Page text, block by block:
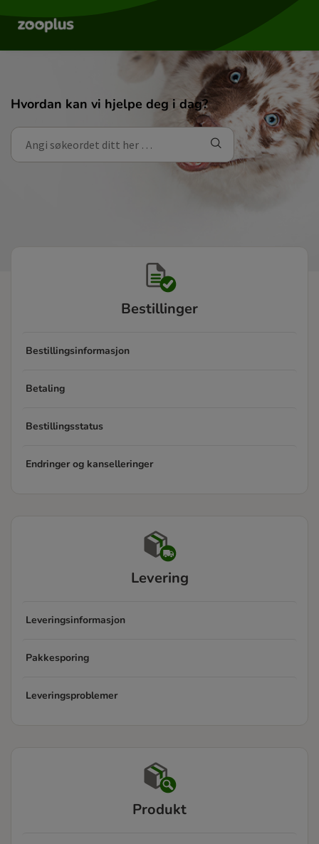
Hvordan kan vi hjelpe deg i dag?
Bestillinger
Bestillingsinformasjon
Betaling
Bestillingsstatus
Endringer og kanselleringer
Levering
Leveringsinformasjon
Pakkesporing
Leveringsproblemer
Produkt